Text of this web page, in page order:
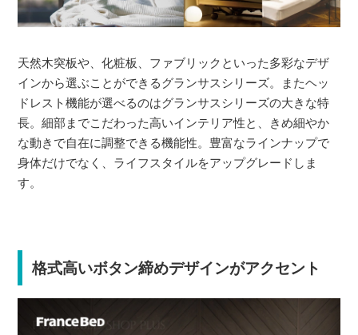
天然木突板や、化粧板、ファブリックといった多彩なデザ
インから選ぶことができるグランサスシリーズ。またヘッ
ドレスト機能が選べるのはグランサスシリーズの大きな特
長。細部までこだわった高いインテリア性と、きめ細やか
な動きで自在に調整できる機能性。豊富なラインナップで
身体だけでなく、ライフスタイルをアップグレードしま
す。
格式高いボタン締めデザインがアクセント